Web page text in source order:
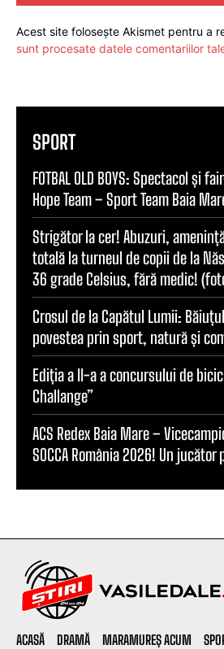
Acest site folosește Akismet pentru a
sunt procesate datele comentariilor
SPORT
FOTBAL OLD BOYS: Spectacol și
Hope Team – Sport Team Baia
Strigător la cer! Abuzuri,
totală la turneul de copii de la
36 grade Celsius, fără medic!
Crosul de la Capătul Lumii:
povestea prin sport, natură și
Ediția a II-a a concursului de
Challange”
ACS Redex Baia Mare –
SOCCA România 2026! Un jucător
ACASĂ DRAMĂ MARAMUREȘ ACUM